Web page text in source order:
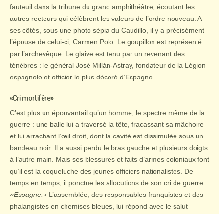
fauteuil dans la tribune du grand amphithéâtre, écoutant les
autres recteurs qui célèbrent les valeurs de l’ordre nouveau. A
ses côtés, sous une photo sépia du Caudillo, il y a précisément
l’épouse de celui-ci, Carmen Polo. Le goupillon est représenté
par l’archevêque. Le glaive est tenu par un revenant des
ténèbres : le général José Millán-Astray, fondateur de la Légion
espagnole et officier le plus décoré d’Espagne.
«Cri mortifère»
C’est plus un épouvantail qu’un homme, le spectre même de la
guerre : une balle lui a traversé la tête, fracassant sa mâchoire
et lui arrachant l’œil droit, dont la cavité est dissimulée sous un
bandeau noir. Il a aussi perdu le bras gauche et plusieurs doigts
à l’autre main. Mais ses blessures et faits d’armes coloniaux font
qu’il est la coqueluche des jeunes officiers nationalistes. De
temps en temps, il ponctue les allocutions de son cri de guerre :
«Espagne.» L’assemblée, des responsables franquistes et des
phalangistes en chemises bleues, lui répond avec le salut